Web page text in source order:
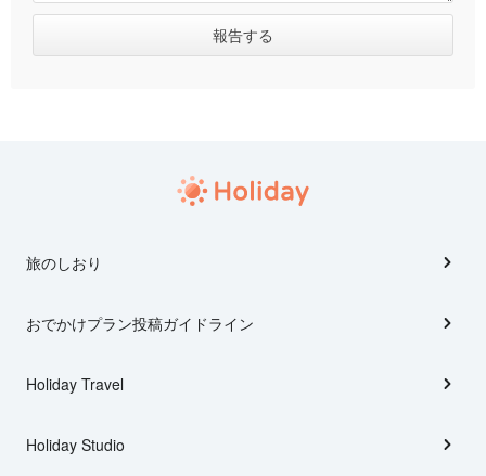
旅のしおり
おでかけプラン投稿ガイドライン
Holiday Travel
Holiday Studio